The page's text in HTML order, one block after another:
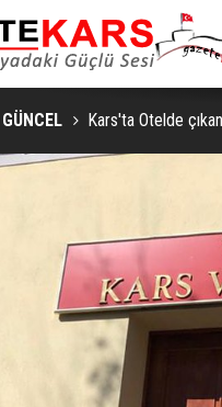
GÜNCEL Kars'ta Otelde